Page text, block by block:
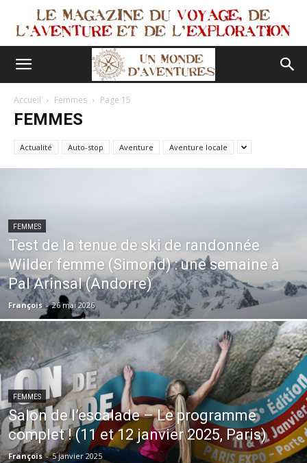
Accueil Femmes Page 15
FEMMES
Actualité Auto-stop Aventure Aventure locale
FEMMES
Test de la tenue de ski de randonnée
Wilder femme (Simond) : une semaine à
Pal Arinsal (Andorre)
François - 26 mai 2026
FEMMES
Salon de l’escalade – Le programme
complet ! (11 et 12 janvier 2025, Paris)
François - 5 janvier 2025